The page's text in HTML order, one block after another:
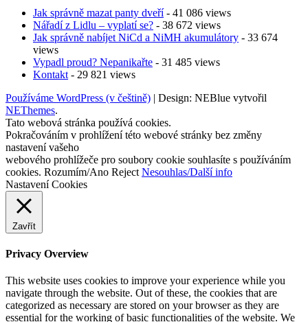
Jak správně mazat panty dveří- 41 086 views
Nářadí z Lidlu – vyplatí se? - 38 672 views
Jak správně nabíjet NiCd a NiMH akumulátory - 33 674
views
Vypadl proud? Nepanikařte - 31 485 views
Kontakt - 29 821 views
Používáme WordPress (v češtině) | Design: NEBlue vytvořil
NEThemes.
Tato webová stránka používá cookies.
Pokračováním v prohlížení této webové stránky bez změny
nastavení vašeho
webového prohlížeče pro soubory cookie souhlasíte s používáním
cookies. Rozumím/Ano Reject Nesouhlas/Další info
Nastavení Cookies
Zavřít
Privacy Overview
This website uses cookies to improve your experience while you
navigate through the website. Out of these, the cookies that are
categorized as necessary are stored on your browser as they are
essential for the working of basic functionalities of the website. We